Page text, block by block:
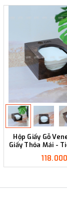
Hộp Giấy Gỗ
Giấy Thỏa Mái -